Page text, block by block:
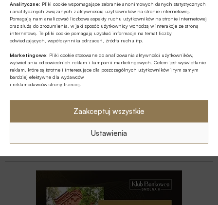
Analityczne: Pliki cookie wspomagające zebranie anonimowych danych statystycznych
i analitycznych związanych z aktywnością użytkowników na stronie internetowej.
Pomagają nam analizować liczbowe aspekty ruchu użytkowników na stronie internetowej
oraz służą do zrozumienia, w jaki sposób użytkownicy wchodzą w interakcje ze stroną
internetową. Te pliki cookie pomagają uzyskać informacje na temat liczby
odwiedzających, współczynnika odrzuceń, źródła ruchu itp.
Marketingowe: Pliki cookie stosowane do analizowania aktywności użytkowników,
wyświetlania odpowiednich reklam i kampanii marketingowych. Celem jest wyświetlanie
reklam, które są istotne i interesujące dla poszczególnych użytkowników i tym samym
bardziej efektywne dla wydawców
i reklamodawców strony trzeciej.
Zaakceptuj wszystkie
Ustawienia
polskiej gospodarce, programie SAFE i
polityce dual use
GOSPODARKA
W lipcu ’26 wzrosła stopa bezrobocia w
Polsce
GOSPODARKA
Efekt domina w gospodarce – firmy
szykują podwyżki, Polacy tną wydatki
Z RYNKU FINANSOWEGO
Bank of America wydaje ćwierć mld
dolarów na odchudzanie pracowników